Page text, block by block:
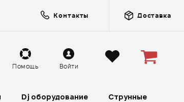
Контакты Доставка
Помощь Войти
Dj оборудование Струнные